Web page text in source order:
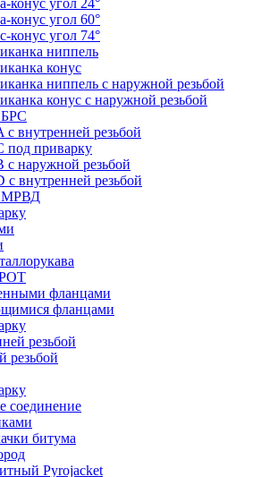
конус угол 24°
конус угол 60°
конус угол 74°
ниппель
конус
ниппель с наружной резьбой
конус с наружной резьбой
БРС
внутренней резьбой
под приварку
наружной резьбой
внутренней резьбой
МРВД
фланцами
фланцами
резьбой
резьбой
соединение
битума
Pyrojacket